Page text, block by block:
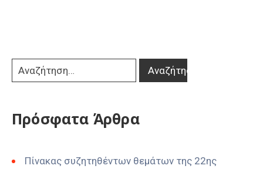
Πρόσφατα Άρθρα
Πίνακας συζητηθέντων θεμάτων της 22ης